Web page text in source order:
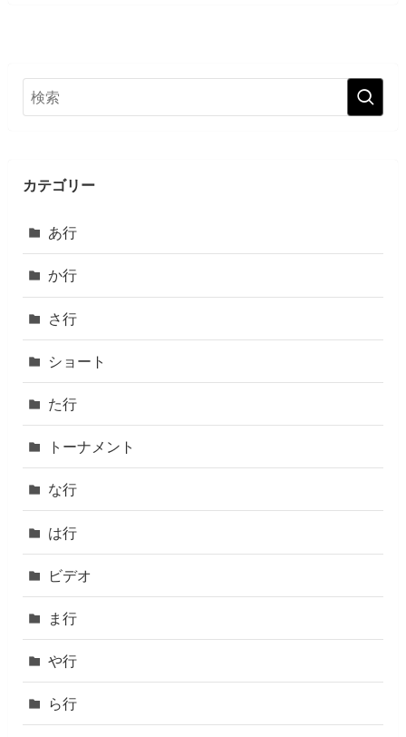
カテゴリー
あ行
か行
さ行
ショート
た行
トーナメント
な行
は行
ビデオ
ま行
や行
ら行